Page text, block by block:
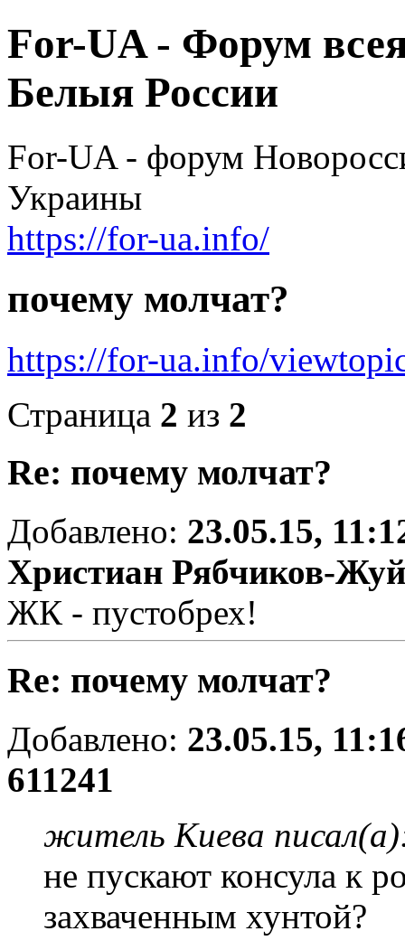
For-UA - Форум
Белыя России
For-UA - форум
Украины
https://for-ua.info/
почему молчат?
https://for-ua.info/
Страница 2 из 2
Re: почему молчат?
Добавлено: 23.05.15,
Христиан Рябчиков-Жуй
ЖК - пустобрех!
Re: почему молчат?
Добавлено: 23.05.15,
611241
житель Киева
не пускают консула к
захваченным хунтой?